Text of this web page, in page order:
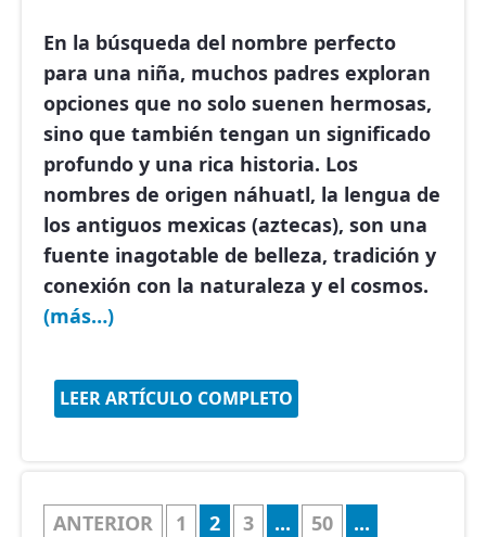
En la búsqueda del nombre perfecto
para una niña, muchos padres exploran
opciones que no solo suenen hermosas,
sino que también tengan un significado
profundo y una rica historia. Los
nombres de origen náhuatl, la lengua de
los antiguos mexicas (aztecas), son una
fuente inagotable de belleza, tradición y
conexión con la naturaleza y el cosmos.
(más…)
LEER ARTÍCULO COMPLETO
ANTERIOR 1 2 3 ... 50
...